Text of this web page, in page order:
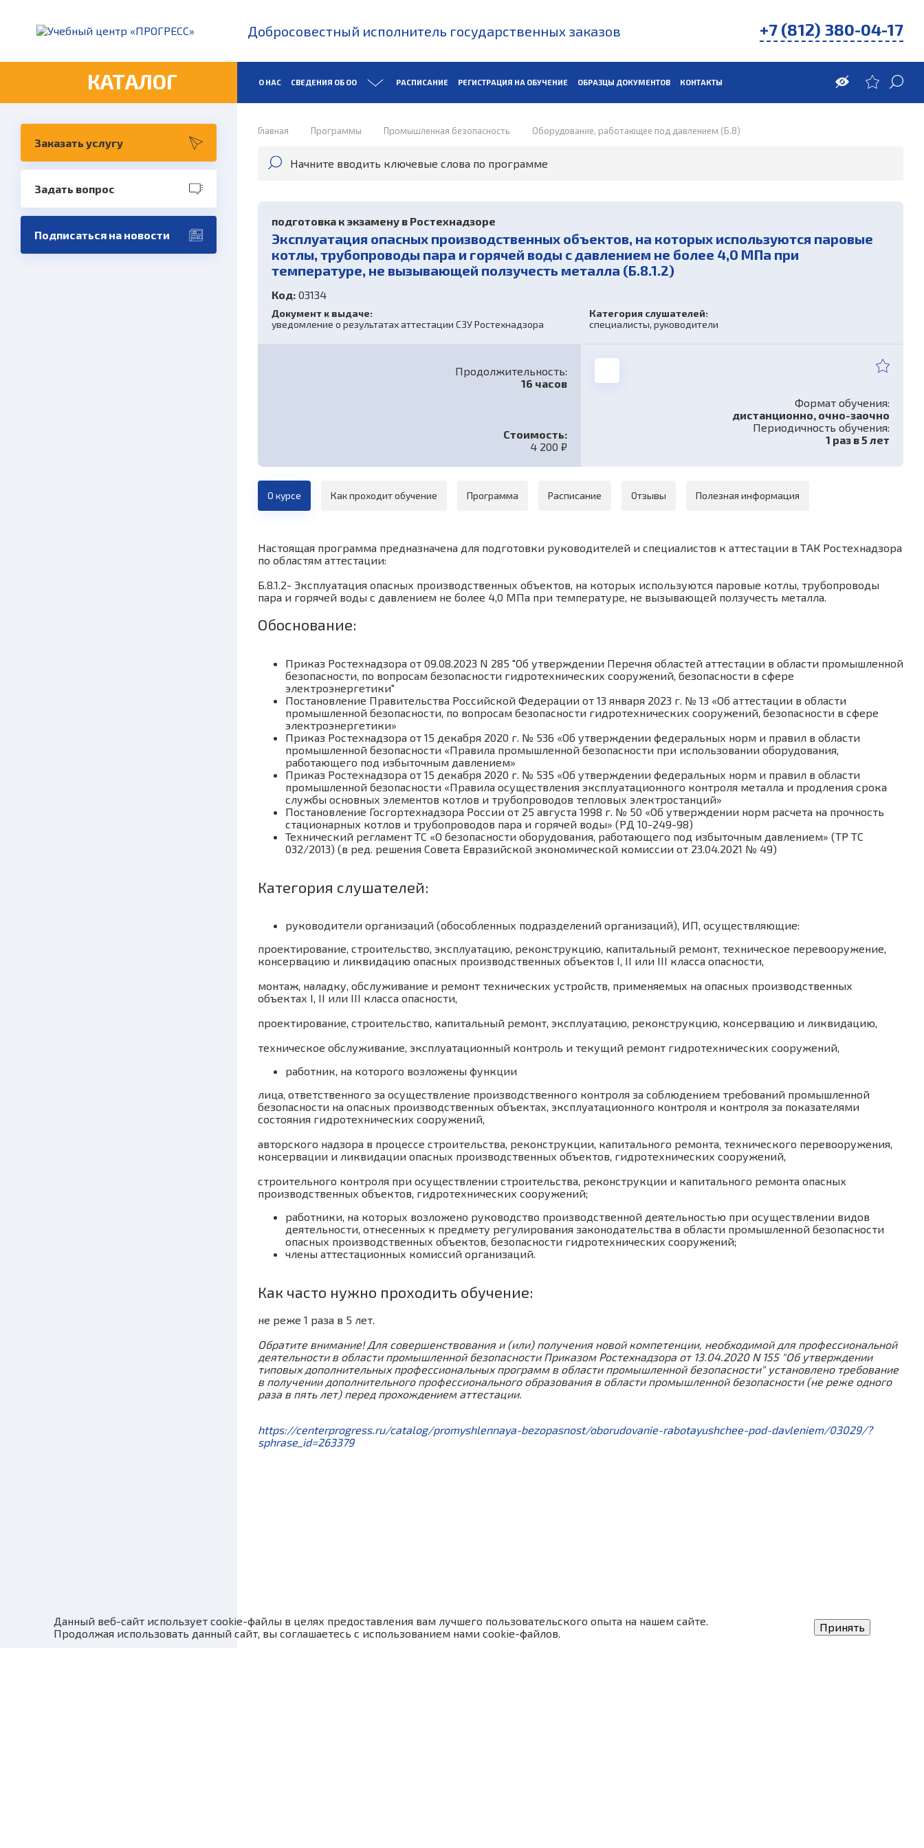
Добросовестный исполнитель государственных заказов +7 (812) 380-04-17
КАТАЛОГ О НАС СВЕДЕНИЯ ОБ ОО РАСПИСАНИЕ РЕГИСТРАЦИЯ НА ОБУЧЕНИЕ ОБРАЗЦЫ ДОКУМЕНТОВ КОНТАКТЫ
Заказать услугу
Задать вопрос
Подписаться на новости
Главная Программы Промышленная безопасность Оборудование, работающее под давлением (Б.8)
подготовка к экзамену в Ростехнадзоре
Эксплуатация опасных производственных объектов, на которых используются паровые
котлы, трубопроводы пара и горячей воды с давлением не более 4,0 МПа при
температуре, не вызывающей ползучесть металла (Б.8.1.2)
Код: 03134
Документ к выдаче:
уведомление о результатах аттестации СЗУ Ростехнадзора
Категория слушателей:
специалисты, руководители
Продолжительность:
16 часов
Стоимость:
4 200 ₽
Формат обучения:
дистанционно, очно-заочно
Периодичность обучения:
1 раз в 5 лет
О курсе Как проходит обучение Программа Расписание Отзывы Полезная информация
Настоящая программа предназначена для подготовки руководителей и специалистов к аттестации в ТАК Ростехнадзора
по областям аттестации:
Б.8.1.2- Эксплуатация опасных производственных объектов, на которых используются паровые котлы, трубопроводы
пара и горячей воды с давлением не более 4,0 МПа при температуре, не вызывающей ползучесть металла.
Обоснование:
Приказ Ростехнадзора от 09.08.2023 N 285 "Об утверждении Перечня областей аттестации в области промышленной
безопасности, по вопросам безопасности гидротехнических сооружений, безопасности в сфере
электроэнергетики"
Постановление Правительства Российской Федерации от 13 января 2023 г. № 13 «Об аттестации в области
промышленной безопасности, по вопросам безопасности гидротехнических сооружений, безопасности в сфере
электроэнергетики»
Приказ Ростехнадзора от 15 декабря 2020 г. № 536 «Об утверждении федеральных норм и правил в области
промышленной безопасности «Правила промышленной безопасности при использовании оборудования,
работающего под избыточным давлением»
Приказ Ростехнадзора от 15 декабря 2020 г. № 535 «Об утверждении федеральных норм и правил в области
промышленной безопасности «Правила осуществления эксплуатационного контроля металла и продления срока
службы основных элементов котлов и трубопроводов тепловых электростанций»
Постановление Госгортехнадзора России от 25 августа 1998 г. № 50 «Об утверждении норм расчета на прочность
стационарных котлов и трубопроводов пара и горячей воды» (РД 10-249-98)
Технический регламент ТС «О безопасности оборудования, работающего под избыточным давлением» (ТР ТС
032/2013) (в ред. решения Совета Евразийской экономической комиссии от 23.04.2021 № 49)
Категория слушателей:
руководители организаций (обособленных подразделений организаций), ИП, осуществляющие:
проектирование, строительство, эксплуатацию, реконструкцию, капитальный ремонт, техническое перевооружение,
консервацию и ликвидацию опасных производственных объектов I, II или III класса опасности,
монтаж, наладку, обслуживание и ремонт технических устройств, применяемых на опасных производственных
объектах I, II или III класса опасности,
проектирование, строительство, капитальный ремонт, эксплуатацию, реконструкцию, консервацию и ликвидацию,
техническое обслуживание, эксплуатационный контроль и текущий ремонт гидротехнических сооружений,
работник, на которого возложены функции
лица, ответственного за осуществление производственного контроля за соблюдением требований промышленной
безопасности на опасных производственных объектах, эксплуатационного контроля и контроля за показателями
состояния гидротехнических сооружений,
авторского надзора в процессе строительства, реконструкции, капитального ремонта, технического перевооружения,
консервации и ликвидации опасных производственных объектов, гидротехнических сооружений,
строительного контроля при осуществлении строительства, реконструкции и капитального ремонта опасных
производственных объектов, гидротехнических сооружений;
работники, на которых возложено руководство производственной деятельностью при осуществлении видов
деятельности, отнесенных к предмету регулирования законодательства в области промышленной безопасности
опасных производственных объектов, безопасности гидротехнических сооружений;
члены аттестационных комиссий организаций.
Как часто нужно проходить обучение:
не реже 1 раза в 5 лет.
Обратите внимание! Для совершенствования и (или) получения новой компетенции, необходимой для профессиональной
деятельности в области промышленной безопасности Приказом Ростехнадзора от 13.04.2020 N 155 "Об утверждении
типовых дополнительных профессиональных программ в области промышленной безопасности" установлено требование
в получении дополнительного профессионального образования в области промышленной безопасности (не реже одного
раза в пять лет) перед прохождением аттестации.
https://centerprogress.ru/catalog/promyshlennaya-bezopasnost/oborudovanie-rabotayushchee-pod-davleniem/03029/?
sphrase_id=263379
Данный веб-сайт использует cookie-файлы в целях предоставления вам лучшего пользовательского опыта на нашем сайте.
Продолжая использовать данный сайт, вы соглашаетесь с использованием нами cookie-файлов.
Принять